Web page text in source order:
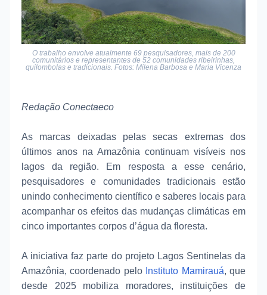
O trabalho envolve atualmente 69 pesquisadores, mais de 200
comunitários e representantes de 52 comunidades ribeirinhas,
quilombolas e tradicionais. Fotos: Milena Barbosa e Maria Vicenza
Redação Conectaeco
As marcas deixadas pelas secas extremas dos
últimos anos na Amazônia continuam visíveis nos
lagos da região. Em resposta a esse cenário,
pesquisadores e comunidades tradicionais estão
unindo conhecimento científico e saberes locais para
acompanhar os efeitos das mudanças climáticas em
cinco importantes corpos d’água da floresta.
A iniciativa faz parte do projeto Lagos Sentinelas da
Amazônia, coordenado pelo Instituto Mamirauá, que
desde 2025 mobiliza moradores, instituições de